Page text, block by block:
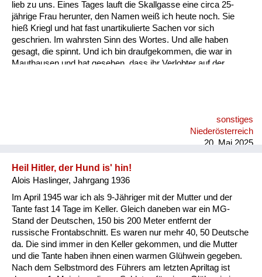
lieb zu uns. Eines Tages lauft die Skallgasse eine circa 25-
jährige Frau herunter, den Namen weiß ich heute noch. Sie
hieß Kriegl und hat fast unartikulierte Sachen vor sich
geschrien. Im wahrsten Sinn des Wortes. Und alle haben
gesagt, die spinnt. Und ich bin draufgekommen, die war in
Mauthausen und hat gesehen, dass ihr Verlobter auf der
sonstiges
Niederösterreich
20. Mai 2025
Heil Hitler, der Hund is' hin!
Alois Haslinger, Jahrgang 1936
Im April 1945 war ich als 9-Jähriger mit der Mutter und der
Tante fast 14 Tage im Keller. Gleich daneben war ein MG-
Stand der Deutschen, 150 bis 200 Meter entfernt der
russische Frontabschnitt. Es waren nur mehr 40, 50 Deutsche
da. Die sind immer in den Keller gekommen, und die Mutter
und die Tante haben ihnen einen warmen Glühwein gegeben.
Nach dem Selbstmord des Führers am letzten Apriltag ist